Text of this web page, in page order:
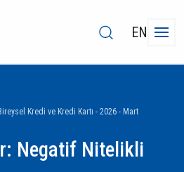
EN
Kredi ve Kredi Kartı - 2026 - Mart
Negatif Nitelikli